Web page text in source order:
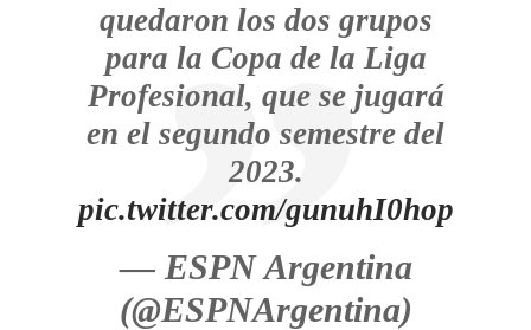
quedaron los dos grupos
para la Copa de la Liga
Profesional, que se jugará
en el segundo semestre del
2023.
pic.twitter.com/gunuhI0hop
— ESPN Argentina
(@ESPNArgentina)